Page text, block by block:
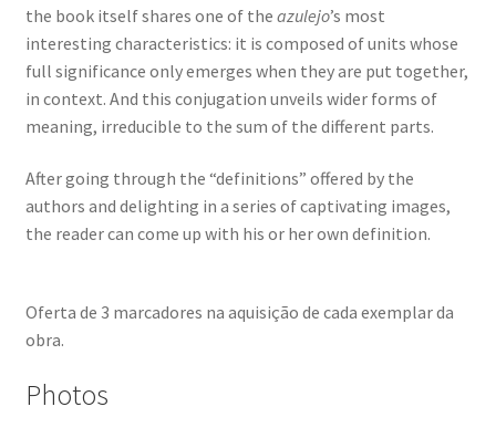
Contactos
Política de Privacidade e Transparência (RGPD)
Regras
the book itself shares one of the azulejo’s most
interesting characteristics: it is composed of units whose
full significance only emerges when they are put together,
in context. And this conjugation unveils wider forms of
meaning, irreducible to the sum of the different parts.
After going through the “definitions” offered by the
authors and delighting in a series of captivating images,
the reader can come up with his or her own definition.
Oferta de 3 marcadores na aquisição de cada exemplar da
obra.
Photos